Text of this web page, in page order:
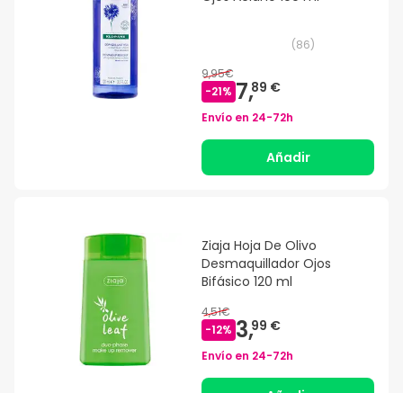
(86)
9,95€
-21% 7,89 €
Envío en 24-72h
Añadir
Ziaja Hoja De Olivo
Desmaquillador Ojos
Bifásico 120 ml
4,51€
-12% 3,99 €
Envío en 24-72h